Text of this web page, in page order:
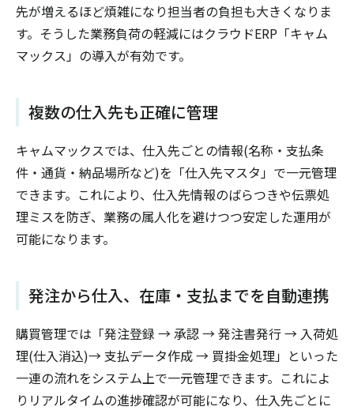
先が増えるほど煩雑になり担当者の負担も大きくなりま
す。そうした業務負荷の軽減にはクラウドERP「キャム
マックス」の導入が有効です。
複数の仕入先も正確に管理
キャムマックスでは、仕入先ごとの情報(名称・支払条
件・通貨・納品場所など)を「仕入先マスタ」で一元管理
できます。これにより、仕入先情報のばらつきや伝票処
理ミスを防ぎ、業務の属人化を避けつつ安定した運用が
可能になります。
発注から仕入、在庫・支払までを自動連携
購買管理では「発注登録 → 承認 → 発注書発行 → 入荷処
理(仕入消込)→ 支払データ作成 → 買掛金処理」といった
一連の流れをシステム上で一元管理できます。これによ
りリアルタイムの進捗確認が可能になり、仕入先ごとに